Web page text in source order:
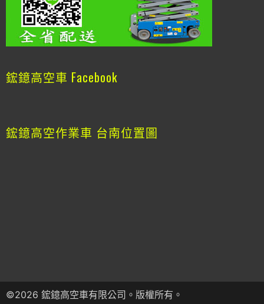
鋐鐿高空車 Facebook
鋐鐿高空作業車 台南位置圖
©2026 鋐鐿高空車有限公司。版權所有。